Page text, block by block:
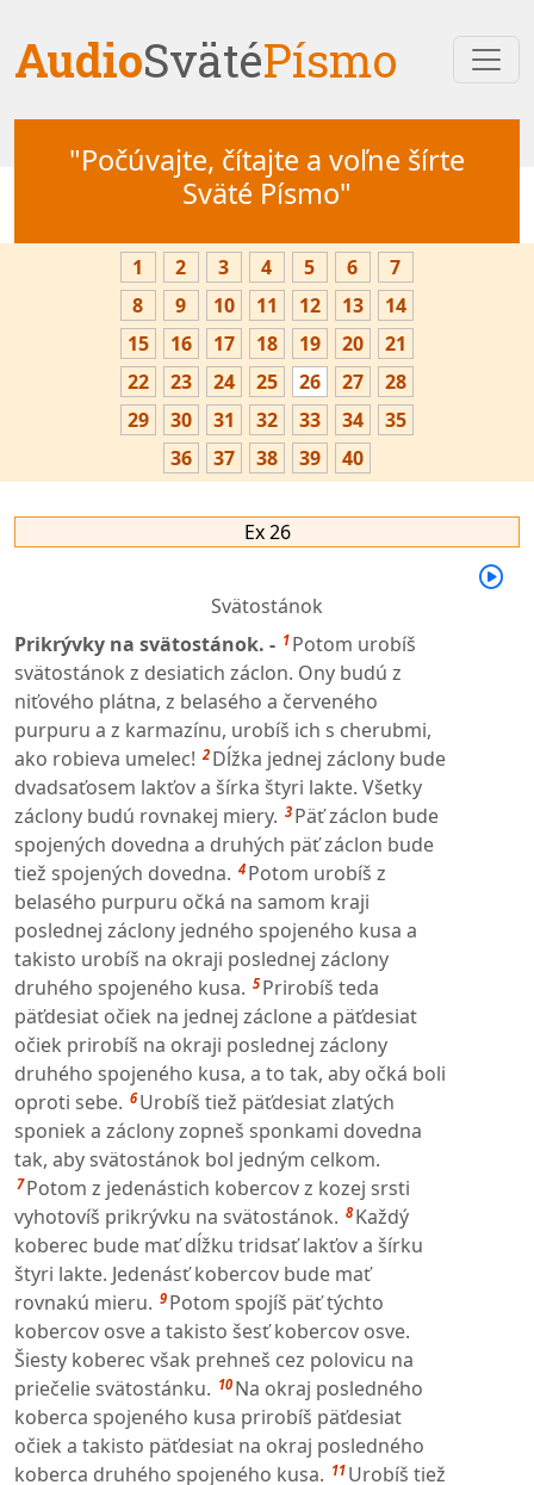
AudioSvätéPísmo
"Počúvajte, čítajte a voľne šírte
Sväté Písmo"
1 2 3 4 5 6
7
8
9 10 11 12 13
14
15
16 17 18 19 20
21
22
23 24 25 26 27
28
29
30 31 32 33 34
35
36
37 38 39 40
Ex 26
Svätostánok
Prikrývky na svätostánok. - 1 Potom urobíš
svätostánok z desiatich záclon. Ony budú z
niťového plátna, z belasého a červeného
purpuru a z karmazínu, urobíš ich s cherubmi,
ako robieva umelec! 2 Dĺžka jednej záclony bude
dvadsaťosem lakťov a šírka štyri lakte. Všetky
záclony budú rovnakej miery. 3 Päť záclon bude
spojených dovedna a druhých päť záclon bude
tiež spojených dovedna. 4 Potom urobíš z
belasého purpuru očká na samom kraji
poslednej záclony jedného spojeného kusa a
takisto urobíš na okraji poslednej záclony
druhého spojeného kusa. 5 Prirobíš teda
päťdesiat očiek na jednej záclone a päťdesiat
očiek prirobíš na okraji poslednej záclony
druhého spojeného kusa, a to tak, aby očká boli
oproti sebe. 6 Urobíš tiež päťdesiat zlatých
sponiek a záclony zopneš sponkami dovedna
tak, aby svätostánok bol jedným celkom.
7 Potom z jedenástich kobercov z kozej srsti
vyhotovíš prikrývku na svätostánok. 8 Každý
koberec bude mať dĺžku tridsať lakťov a šírku
štyri lakte. Jedenásť kobercov bude mať
rovnakú mieru. 9 Potom spojíš päť týchto
kobercov osve a takisto šesť kobercov osve.
Šiesty koberec však prehneš cez polovicu na
priečelie svätostánku. 10 Na okraj posledného
koberca spojeného kusa prirobíš päťdesiat
očiek a takisto päťdesiat na okraj posledného
koberca druhého spojeného kusa. 11 Urobíš tiež